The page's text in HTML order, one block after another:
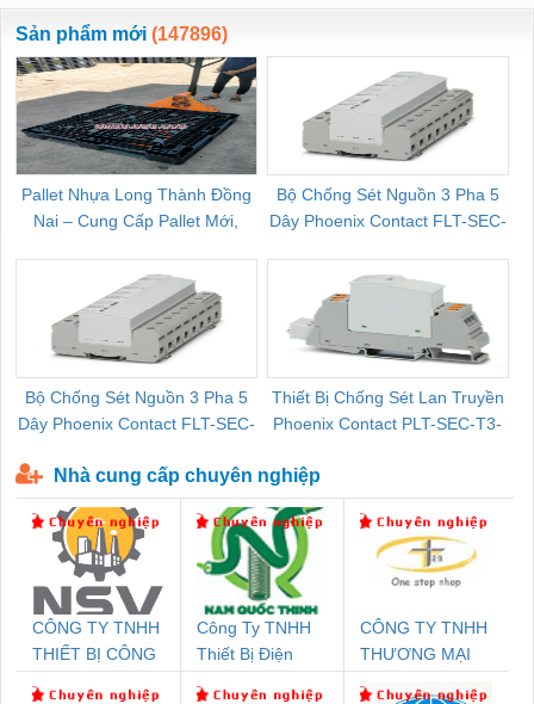
ewara
CHUA CHAY
Sản phẩm mới (147896)
Pallet Nhựa Long Thành Đồng
Nai – Cung Cấp Pallet Mới,
Bộ Chống Sét Nguồn 3 Pha 5
Dây Phoenix Contact FLT-SEC-
Bộ Chống Sét Nguồn 3 Pha 5
Dây Phoenix Contact FLT-SEC-
Thiết Bị Chống Sét Lan Truyền
Phoenix Contact PLT-SEC-T3-
Nhà cung cấp chuyên nghiệp
CÔNG TY TNHH
THIẾT BỊ CÔNG
Công Ty TNHH
Thiết Bị Điện
CÔNG TY TNHH
THƯƠNG MẠI